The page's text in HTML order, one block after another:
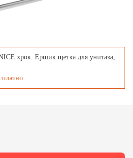
хрок. Ершик щетка для унитаза,